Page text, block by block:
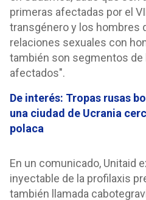
primeras afectadas por el
transgénero y los hombres
relaciones sexuales con
también son segmentos de
afectados".
De interés: Tropas rusas
una ciudad de Ucrania
polaca
En un comunicado, Unitaid
inyectable de la profilaxis
también llamada